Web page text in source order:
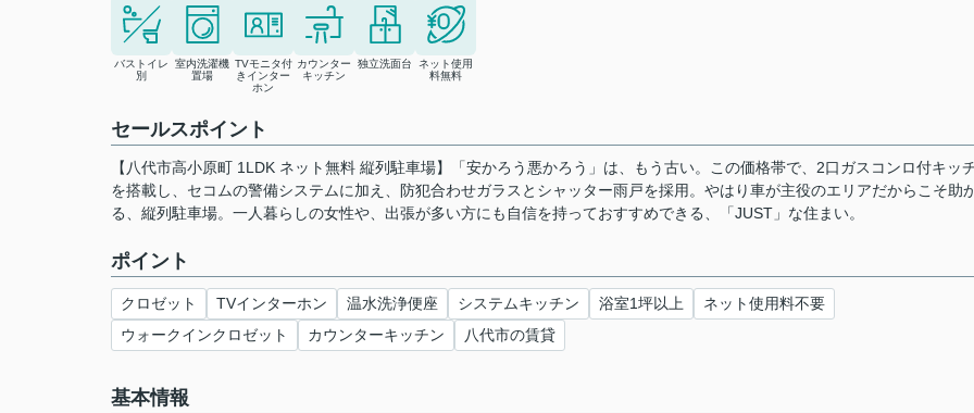
バストイレ
別
室内洗濯機
置場
TVモニタ付
きインター
ホン
カウンター
キッチン
独立洗面台
ネット使用
料無料
セールスポイント
【八代市高小原町 1LDK ネット無料 縦列駐車場】「安かろう悪かろう」は、もう古い。この価格帯で、2口ガスコンロ付キッ
を搭載し、セコムの警備システムに加え、防犯合わせガラスとシャッター雨戸を採用。やはり車が主役のエリアだからこそ助
る、縦列駐車場。一人暮らしの女性や、出張が多い方にも自信を持っておすすめできる、「JUST」な住まい。
ポイント
クロゼット TVインターホン 温水洗浄便座 システムキッチン 浴室1坪以上
ネット使用料不要
ウォークインクロゼット
カウンターキッチン 八代市の賃貸
基本情報